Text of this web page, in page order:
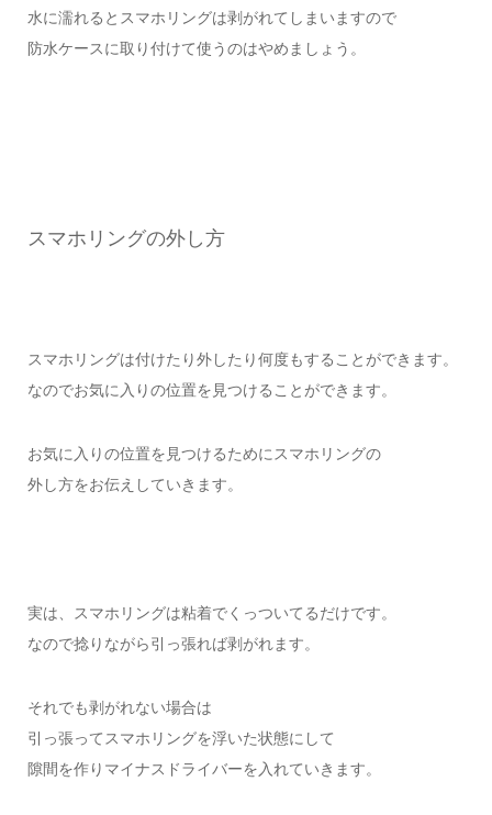
水に濡れるとスマホリングは剥がれてしまいますので
防水ケースに取り付けて使うのはやめましょう。
スマホリングの外し方
スマホリングは付けたり外したり何度もすることができます。
なのでお気に入りの位置を見つけることができます。
お気に入りの位置を見つけるためにスマホリングの
外し方をお伝えしていきます。
実は、スマホリングは粘着でくっついてるだけです。
なので捻りながら引っ張れば剥がれます。
それでも剥がれない場合は
引っ張ってスマホリングを浮いた状態にして
隙間を作りマイナスドライバーを入れていきます。